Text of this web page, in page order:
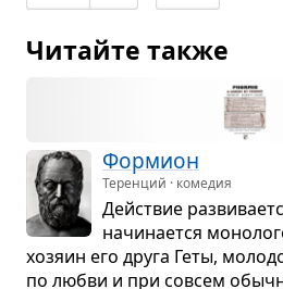
Читайте также
Фор­мион
Теренций · комедия
Действие
начи­на­ется
хозяин его друга Геты,
по любви и при совсем